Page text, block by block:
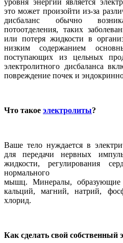
уровня энергии является
это может произойти из-за
дисбаланс обычно
потоотделения, таких
или потеря жидкости в
низким содержанием
поступающих из цельных
электролитного дисбаланса
повреждение почек и
Что такое электролиты?
Ваше тело нуждается в
для передачи нервных
жидкости, регулирования
нормального
мышц. Минералы, образующие
кальций, магний, натрий,
хлорид.
Как сделать свой собственный